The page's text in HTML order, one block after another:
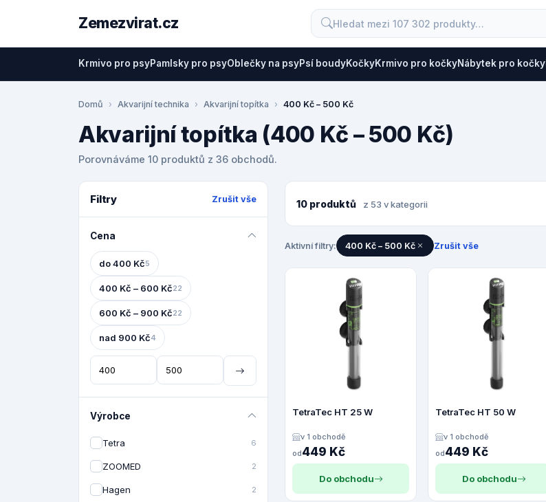
Zemezvirat.cz
Krmivo pro psyPamlsky pro psyOblečky na psyPsí boudyKočkyKrmivo pro kočkyNábytek pro kočky
Domů Akvarijní technika Akvarijní topítka 400 Kč – 500 Kč
Akvarijní topítka (400 Kč – 500 Kč)
Porovnáváme 10 produktů z 36 obchodů.
Filtry Zrušit vše
Cena
do 400 Kč5
400 Kč – 600 Kč22
600 Kč – 900 Kč22
nad 900 Kč4
Výrobce
Tetra 6
ZOOMED 2
Hagen 2
10 produktů z 53 v kategorii
Aktivní filtry: 400 Kč – 500 Kč Zrušit vše
TetraTec HT 25 W
v 1 obchodě
od449 Kč
Do obchodu
TetraTec HT 50 W
v 1 obchodě
od449 Kč
Do obchodu